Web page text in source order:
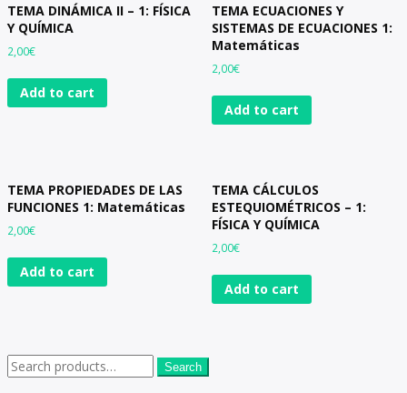
TEMA DINÁMICA II – 1: FÍSICA
Y QUÍMICA
2,00€
Add to cart
TEMA ECUACIONES Y
SISTEMAS DE ECUACIONES 1:
Matemáticas
2,00€
Add to cart
TEMA PROPIEDADES DE LAS
FUNCIONES 1: Matemáticas
2,00€
Add to cart
TEMA CÁLCULOS
ESTEQUIOMÉTRICOS – 1:
FÍSICA Y QUÍMICA
2,00€
Add to cart
Search
for:
Search